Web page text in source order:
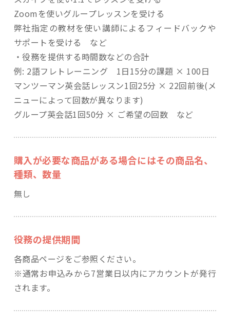
Zoomを使いグループレッスンを受ける
弊社指定の教材を使い講師によるフィードバックや
サポートを受ける など
・役務を提供する時間数などの合計
例: 2語フレトレーニング 1日15分の課題 × 100日
マンツーマン英会話レッスン1回25分 × 22回前後(メ
ニューによって回数が異なります)
グループ英会話1回50分 × ご希望の回数 など
購入が必要な商品がある場合にはその商品名、
種類、数量
無し
役務の提供期間
各商品ページをご参照ください。
※通常お申込みから7営業日以内にアカウントが発行
されます。